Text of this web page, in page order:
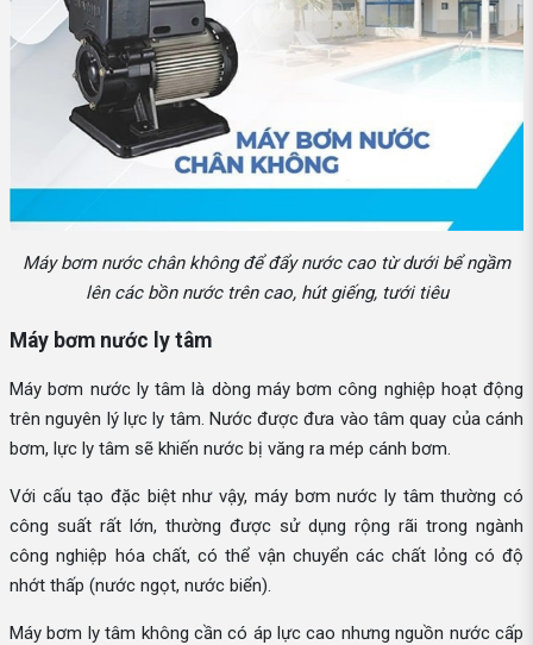
Máy bơm nước chân không để đẩy nước cao từ dưới bể ngầm
lên các bồn nước trên cao, hút giếng, tưới tiêu
Máy bơm nước ly tâm
Máy bơm nước ly tâm là dòng máy bơm công nghiệp hoạt động
trên nguyên lý lực ly tâm. Nước được đưa vào tâm quay của cánh
bơm, lực ly tâm sẽ khiến nước bị văng ra mép cánh bơm.
Với cấu tạo đặc biệt như vậy, máy bơm nước ly tâm thường có
công suất rất lớn, thường được sử dụng rộng rãi trong ngành
công nghiệp hóa chất, có thể vận chuyển các chất lỏng có độ
nhớt thấp (nước ngọt, nước biển).
Máy bơm ly tâm không cần có áp lực cao nhưng nguồn nước cấp